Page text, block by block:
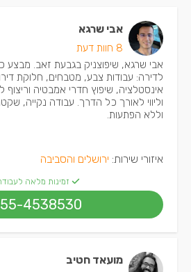
אבי שרגא
8 חוות דעת
אבי שרגא, שיפוצניק בגבעת זאב. מבצע
לדירה: עבודות צבע, מטבחים, חלוקת
אינסטלציה, שיפוץ חדרי אמבטיה וריצוף
וליווי לאורך כל הדרך. עבודה נקייה,
וללא הפתעות.
איזורי שירות: ירושלים והסביבה
זמינות מלאה
4538530
מועאד חטיב